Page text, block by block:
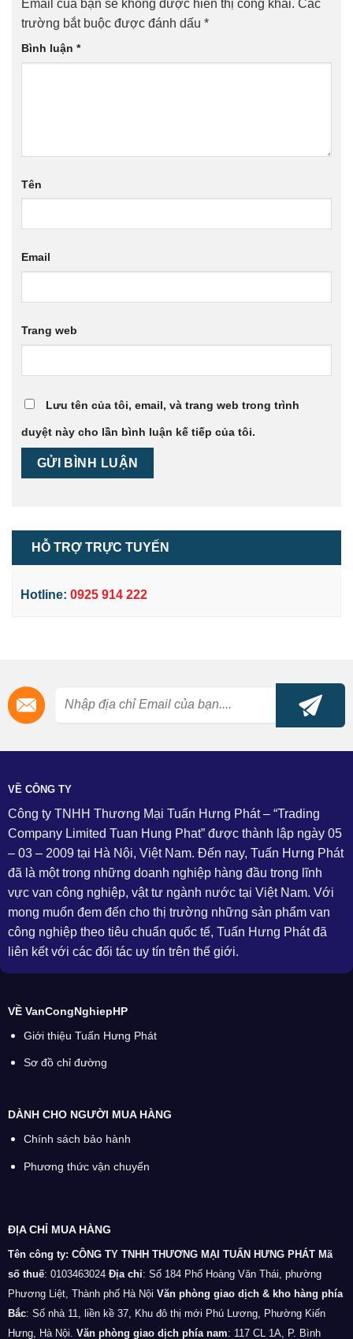
HỖ TRỢ TRỰC TUYẾN
Hotline: 0925 914 222
Email của bạn sẽ không được hiển thị công khai. Các
trường bắt buộc được đánh dấu *
Bình luận *
Tên
Email
Trang web
Lưu tên của tôi, email, và trang web trong trình
duyệt này cho lần bình luận kế tiếp của tôi.
VỀ CÔNG TY
Công ty TNHH Thương Mại Tuấn Hưng Phát – “Trading
Company Limited Tuan Hung Phat” được thành lập ngày 05
– 03 – 2009 tại Hà Nội, Việt Nam. Đến nay, Tuấn Hưng Phát
đã là một trong những doanh nghiệp hàng đầu trong lĩnh
vực van công nghiệp, vật tư ngành nước tại Việt Nam. Với
mong muốn đem đến cho thị trường những sản phẩm van
công nghiệp theo tiêu chuẩn quốc tế, Tuấn Hưng Phát đã
liên kết với các đối tác uy tín trên thế giới.
VỀ VanCongNghiepHP
Giới thiệu Tuấn Hưng Phát
Sơ đồ chỉ đường
DÀNH CHO NGƯỜI MUA HÀNG
Chính sách bảo hành
Phương thức vận chuyển
ĐỊA CHỈ MUA HÀNG
Tên công ty: CÔNG TY TNHH THƯƠNG MẠI TUẤN HƯNG PHÁT Mã
số thuế: 0103463024 Địa chỉ: Số 184 Phố Hoàng Văn Thái, phường
Phương Liệt, Thành phố Hà Nội Văn phòng giao dịch & kho hàng phía
Bắc: Số nhà 11, liền kề 37, Khu đô thị mới Phú Lương, Phường Kiến
Hưng, Hà Nội. Văn phòng giao dịch phía nam: 117 CL 1A, P. Bình